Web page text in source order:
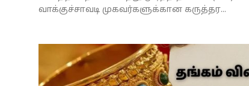
வாக்குச்சாவடி முகவர்களுக்கான கருத்தர...